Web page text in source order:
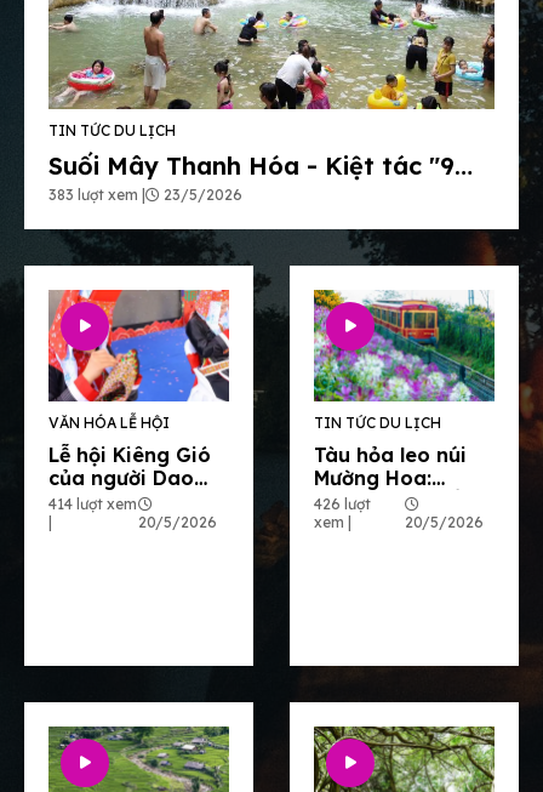
TIN TỨC DU LỊCH
Suối Mây Thanh Hóa - Kiệt tác "9
bậc tình yêu" giữa đại ngàn
383 lượt xem | 23/5/2026
VĂN HÓA LỄ HỘI
Lễ hội Kiêng Gió
của người Dao
Quảng Ninh: Nét
đẹp độc bản giữa
414 lượt xem
20/5/2026
TIN TỨC DU LỊCH
Tàu hỏa leo núi
Mường Hoa:
Thước phim cổ
điển giữa bản
426 lượt
xem |
20/5/2026